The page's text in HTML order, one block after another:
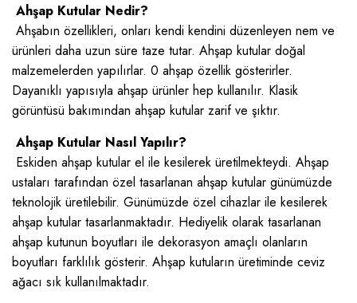
Ahşap Kutular Nedir?
Ahşabın özellikleri, onları kendi kendini düzenleyen nem ve
ürünleri daha uzun süre taze tutar. Ahşap kutular doğal
malzemelerden yapılırlar. 0 ahşap özellik gösterirler.
Dayanıklı yapısıyla ahşap ürünler hep kullanılır. Klasik
görüntüsü bakımından ahşap kutular zarif ve şıktır.
Ahşap Kutular Nasıl Yapılır?
Eskiden ahşap kutular el ile kesilerek üretilmekteydi. Ahşap
ustaları tarafından özel tasarlanan ahşap kutular günümüzde
teknolojik üretilebilir. Günümüzde özel cihazlar ile kesilerek
ahşap kutular tasarlanmaktadır. Hediyelik olarak tasarlanan
ahşap kutunun boyutları ile dekorasyon amaçlı olanların
boyutları farklılık gösterir. Ahşap kutuların üretiminde ceviz
ağacı sık kullanılmaktadır.